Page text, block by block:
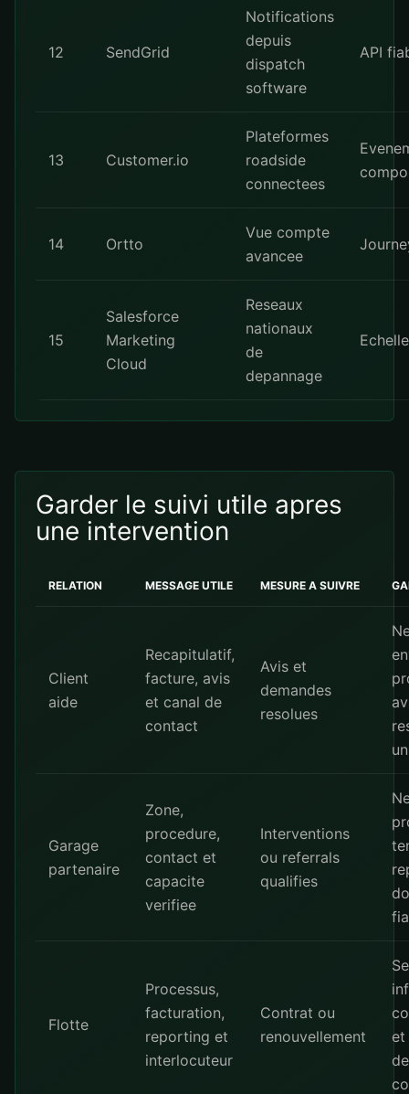
12 SendGrid
Notifications
depuis
dispatch
software
API
13 Customer.io
Plateformes
roadside
connectees
14 Ortto
Vue compte
avancee
15
Salesforce
Marketing
Cloud
Reseaux
nationaux
de
depannage
Garder le suivi utile apres
une intervention
RELATION MESSAGE UTILE MESURE A SUIVRE
Client
aide
Recapitulatif,
facture, avis
et canal de
contact
Avis et
demandes
resolues
Garage
partenaire
Zone,
procedure,
contact et
capacite
verifiee
Interventions
ou referrals
qualifies
Flotte
Processus,
facturation,
reporting et
interlocuteur
Contrat ou
renouvellement
et
de